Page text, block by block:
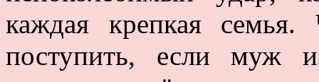
каждая крепкая
поступить, если муж